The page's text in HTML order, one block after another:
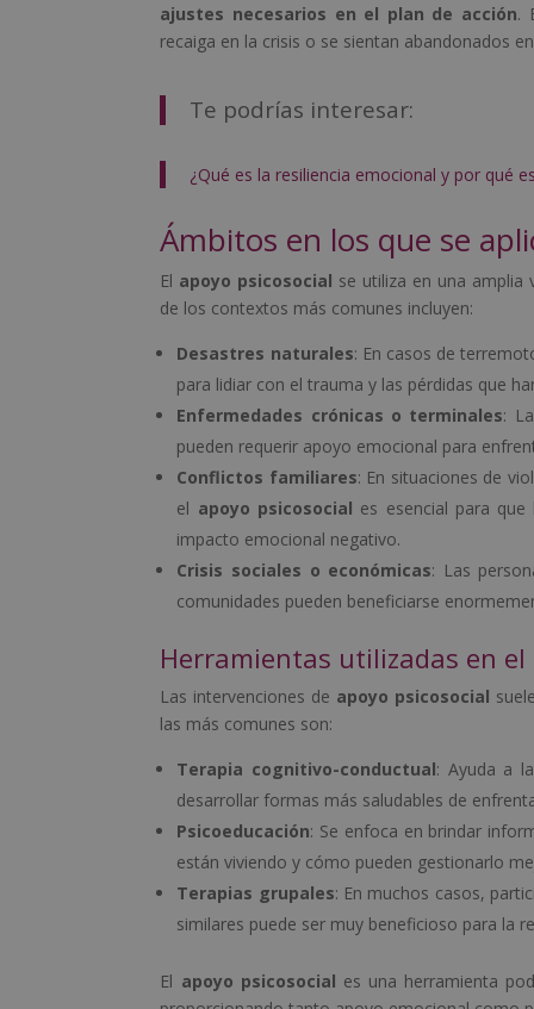
ajustes necesarios en el plan de acción.
recaiga en la crisis o se sientan abandonados
Te podrías interesar:
¿Qué es la resiliencia emocional y por qué
Ámbitos en los que se
El apoyo psicosocial se utiliza en una amplia
de los contextos más comunes incluyen:
Desastres naturales: En casos de
para lidiar con el trauma y las pérdidas que
Enfermedades crónicas o terminales:
pueden requerir apoyo emocional para
Conflictos familiares: En situaciones de
el apoyo psicosocial es esencial para
impacto emocional negativo.
Crisis sociales o económicas: Las
comunidades pueden beneficiarse
Herramientas utilizadas en el
Las intervenciones de apoyo psicosocial
las más comunes son:
Terapia cognitivo-conductual: Ayuda a
desarrollar formas más saludables de
Psicoeducación: Se enfoca en brindar
están viviendo y cómo pueden gestionarlo
Terapias grupales: En muchos casos,
similares puede ser muy beneficioso para la
El apoyo psicosocial es una herramienta